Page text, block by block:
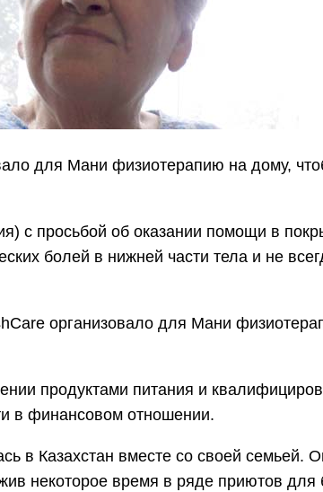
для Мани физиотерапию на дому,
с просьбой об оказании помощи в
болей в нижней части тела и не
организовало для Мани
продуктами питания и
в финансовом отношении.
в Казахстан вместе со своей семьей.
некоторое время в ряде приютов